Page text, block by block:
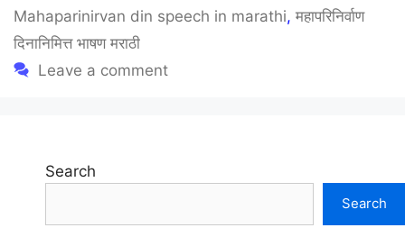
Mahaparinirvan din speech in marathi, महापरिनिर्वाण
दिनानिमित्त भाषण मराठी
Leave a comment
Search
Search